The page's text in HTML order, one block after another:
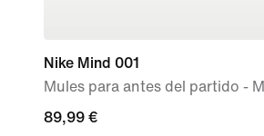
Nike Mind 001
Mules para antes del partido -
89,99 €
89,99 €